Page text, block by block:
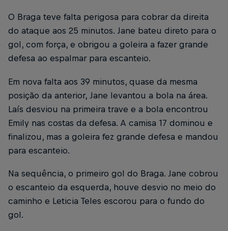
O Braga teve falta perigosa para cobrar da direita
do ataque aos 25 minutos. Jane bateu direto para o
gol, com força, e obrigou a goleira a fazer grande
defesa ao espalmar para escanteio.
Em nova falta aos 39 minutos, quase da mesma
posição da anterior, Jane levantou a bola na área.
Laís desviou na primeira trave e a bola encontrou
Emily nas costas da defesa. A camisa 17 dominou e
finalizou, mas a goleira fez grande defesa e mandou
para escanteio.
Na sequência, o primeiro gol do Braga. Jane cobrou
o escanteio da esquerda, houve desvio no meio do
caminho e Leticia Teles escorou para o fundo do
gol.